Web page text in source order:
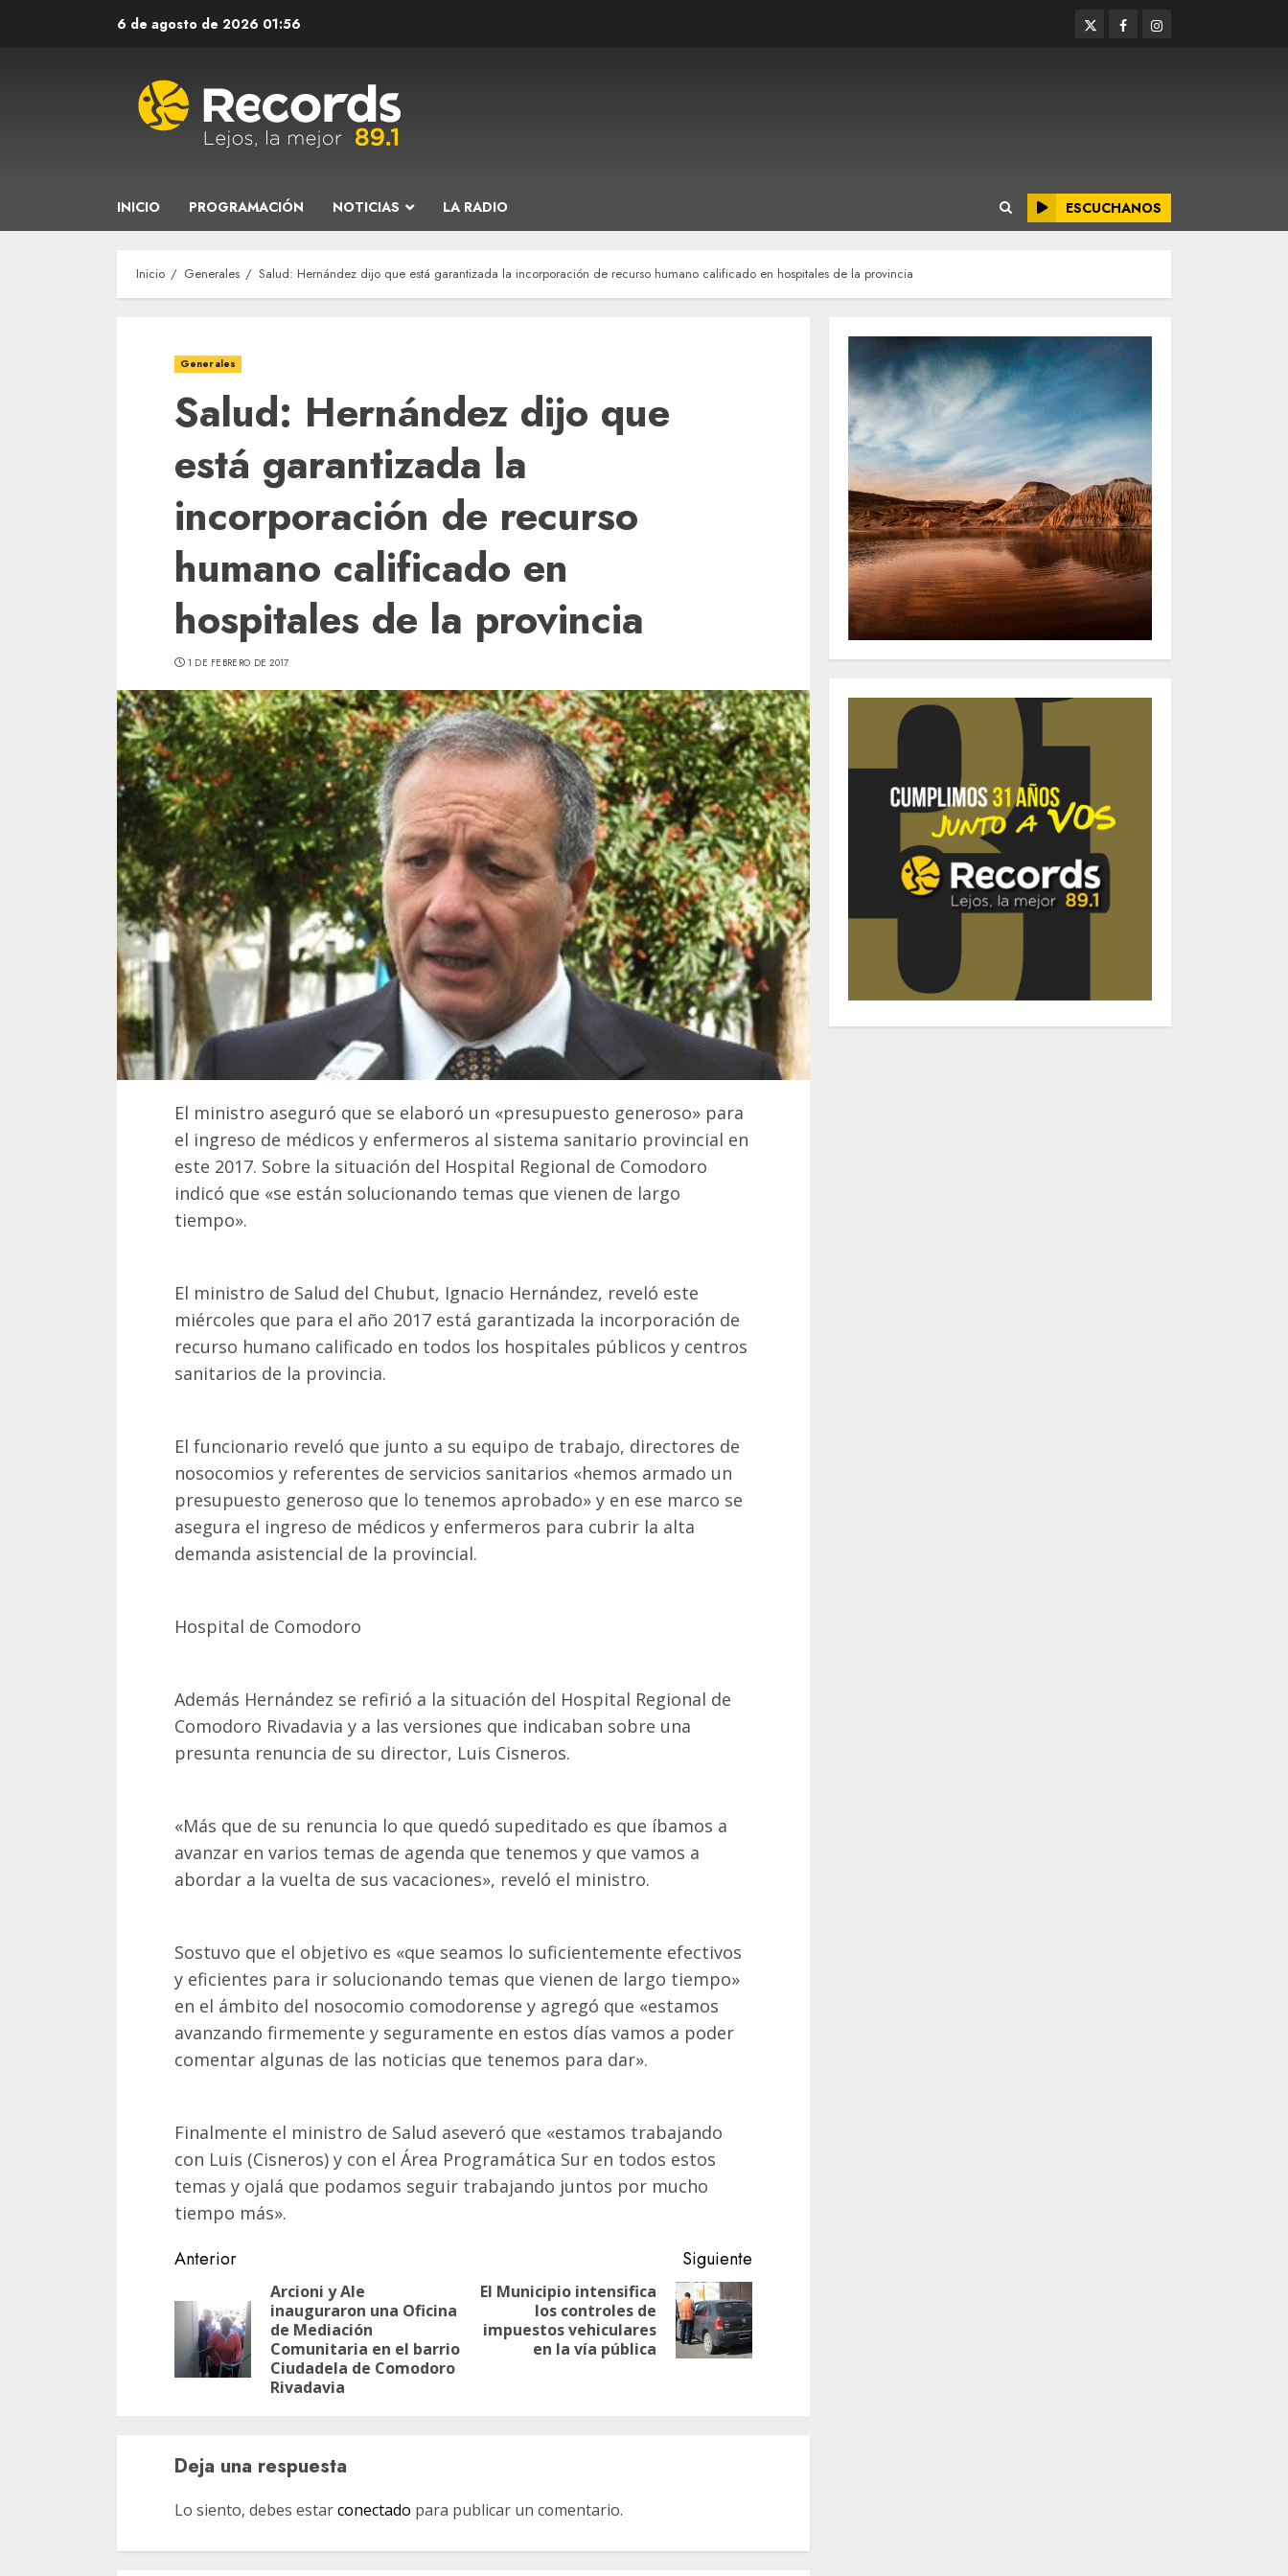
6 de agosto de 2026 01:56 TwitterFacebookInstagram
INICIO PROGRAMACIÓN NOTICIAS LA RADIO ESCUCHANOS
Inicio Generales Salud: Hernández dijo que está garantizada la incorporación de recurso humano calificado en hospitales de la provincia
Generales
Salud: Hernández dijo que
está garantizada la
incorporación de recurso
humano calificado en
hospitales de la provincia
1 DE FEBRERO DE 2017
El ministro aseguró que se elaboró un «presupuesto generoso» para
el ingreso de médicos y enfermeros al sistema sanitario provincial en
este 2017. Sobre la situación del Hospital Regional de Comodoro
indicó que «se están solucionando temas que vienen de largo
tiempo».
El ministro de Salud del Chubut, Ignacio Hernández, reveló este
miércoles que para el año 2017 está garantizada la incorporación de
recurso humano calificado en todos los hospitales públicos y centros
sanitarios de la provincia.
El funcionario reveló que junto a su equipo de trabajo, directores de
nosocomios y referentes de servicios sanitarios «hemos armado un
presupuesto generoso que lo tenemos aprobado» y en ese marco se
asegura el ingreso de médicos y enfermeros para cubrir la alta
demanda asistencial de la provincial.
Hospital de Comodoro
Además Hernández se refirió a la situación del Hospital Regional de
Comodoro Rivadavia y a las versiones que indicaban sobre una
presunta renuncia de su director, Luis Cisneros.
«Más que de su renuncia lo que quedó supeditado es que íbamos a
avanzar en varios temas de agenda que tenemos y que vamos a
abordar a la vuelta de sus vacaciones», reveló el ministro.
Sostuvo que el objetivo es «que seamos lo suficientemente efectivos
y eficientes para ir solucionando temas que vienen de largo tiempo»
en el ámbito del nosocomio comodorense y agregó que «estamos
avanzando firmemente y seguramente en estos días vamos a poder
comentar algunas de las noticias que tenemos para dar».
Finalmente el ministro de Salud aseveró que «estamos trabajando
con Luis (Cisneros) y con el Área Programática Sur en todos estos
temas y ojalá que podamos seguir trabajando juntos por mucho
tiempo más».
Navegación
de
entradas
Anterior
Entrada
Arcioni y Ale
inauguraron una Oficina
de Mediación
Comunitaria en el barrio
Ciudadela de Comodoro
Rivadavia
Siguiente
Siguiente
entrada:
El Municipio intensifica
los controles de
impuestos vehiculares
en la vía pública
Deja una respuesta
Lo siento, debes estarconectado para publicar un comentario.